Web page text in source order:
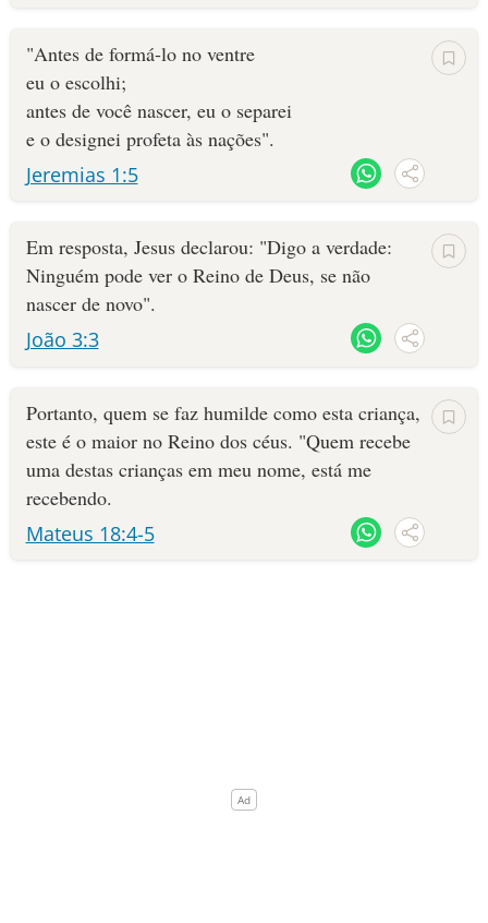
"Antes de formá-lo no ventre
eu o escolhi;
antes de você nascer, eu o separei
e o designei profeta às nações".
Jeremias 1:5
Em resposta, Jesus declarou: "Digo a verdade:
Ninguém pode ver o Reino de Deus, se não
nascer de novo".
João 3:3
Portanto, quem se faz humilde como esta criança,
este é o maior no Reino dos céus. "Quem recebe
uma destas crianças em meu nome, está me
recebendo.
Mateus 18:4-5